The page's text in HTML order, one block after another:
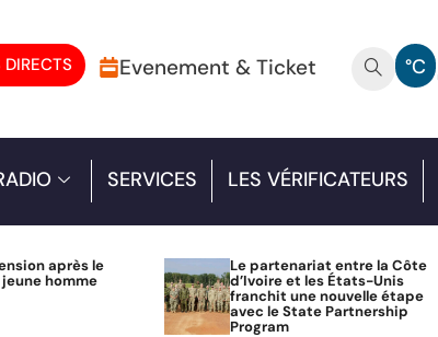
Evenement & Ticket °C
SERVICES LES VÉRIFICATEURS
après le
homme
Le partenariat entre la Côte
d’Ivoire et les États-Unis
franchit une nouvelle étape
avec le State Partnership
Program